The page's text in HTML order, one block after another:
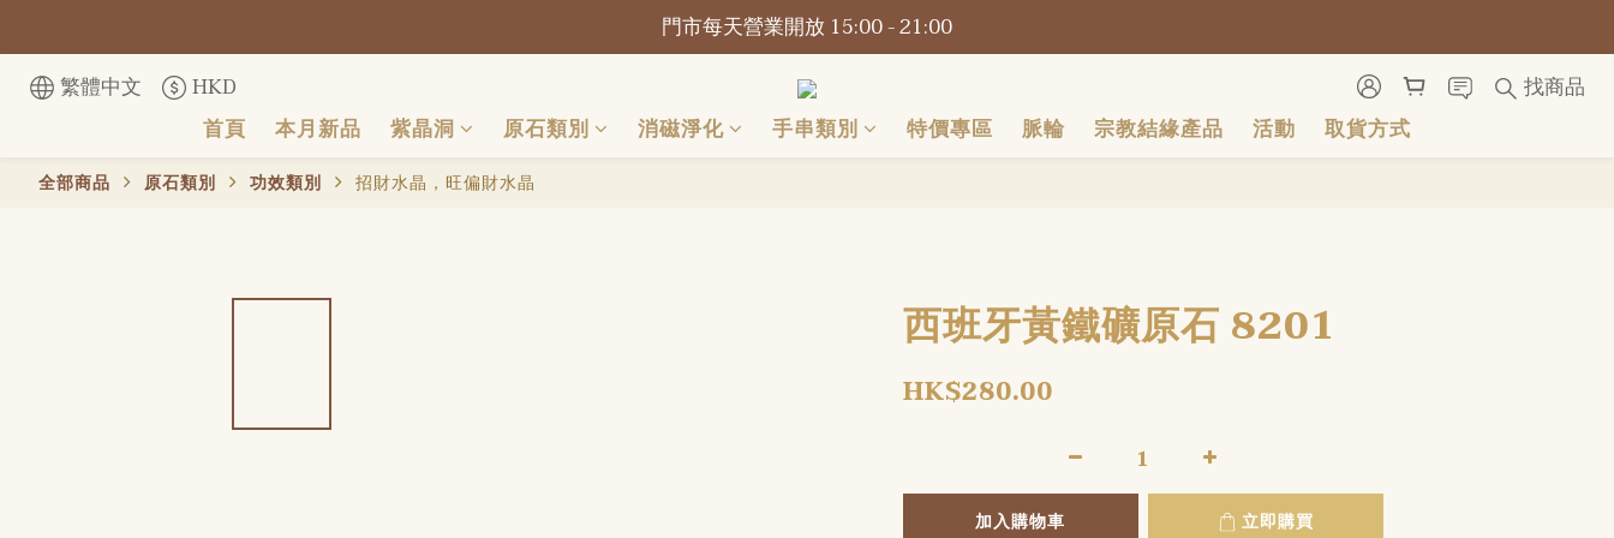
📍觀塘巧明街116-118號萬年工業大廈1樓O2Omall B1-B2號
門市每天營業開放 15:00 - 21:00
📍觀塘巧明街116-118號萬年工業大廈1樓O2Omall B1-B2號
繁體中文 HKD
找商品
首頁
本月新品 紫晶洞 原石類別 消磁淨化 手串類別 特價專區 脈輪 宗教結緣產品 活動 取貨方式
全部商品 原石類別 功效類別 招財水晶，旺偏財水晶
西班牙黃鐵礦原石 8201
HK$280.00
加入購物車 立即購買